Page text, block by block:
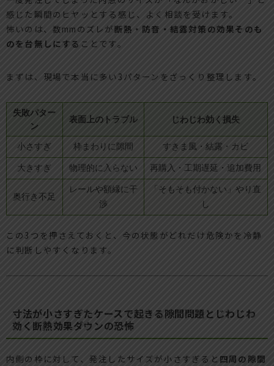
感じた瞬間のヒヤッとする感じ、よく相談を受けます。
怖いのは、数mmのズレが断熱・防音・結露対策の効果そのも
のを台無しにする ことです。
まずは、現場で本当に多い3パターンをざっくり整理します。
失敗パター
ン
表面上のトラブル じわじわ効く損失
小さすぎ 枠まわりに隙間 すきま風・結露・カビ
大きすぎ 物理的に入らない 再購入・工期遅延・追加費用
奥行き不足
レールや額縁に干
渉
「そもそも付かない」やり直
し
この3つを押さえておくと、今の状態がどれだけ危険かを冷静
に判断しやすくなります。
寸法が小さすぎたケースで起きる隙間問題とじわじわ
効く断熱効果ダウンの恐怖
内側の枠に対して、発注したサイズが小さすぎると 四周の隙間